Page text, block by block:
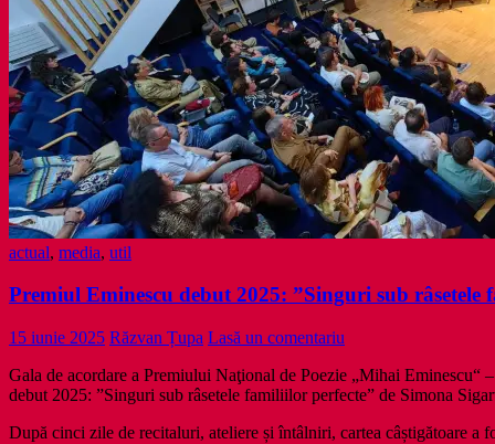
actual, media, util
Premiul Eminescu debut 2025: ”Singuri sub
15 iunie 2025 Răzvan Țupa Lasă un comentariu
Gala de acordare a Premiului Naţional de Poezie „Mihai
debut 2025: ”Singuri sub râsetele familiilor perfecte” de Simona
După cinci zile de recitaluri, ateliere și întâlniri, cartea câștigătoare